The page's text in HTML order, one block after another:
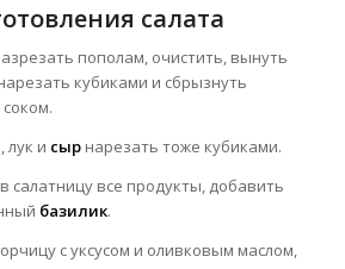
салата
пополам, очистить, вынуть
кубиками и сбрызнуть
и сырнарезать тоже кубиками.
салатницу все продукты, добавить
базилик.
с уксусом и оливковым маслом,